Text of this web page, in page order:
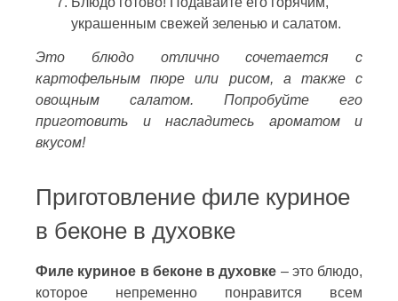
украшенным свежей зеленью и салатом.
Это блюдо отлично сочетается с
картофельным пюре или рисом, а также с
овощным салатом. Попробуйте его
приготовить и насладитесь ароматом и
вкусом!
Приготовление филе куриное
в беконе в духовке
Филе куриное в беконе в духовке – это блюдо,
которое непременно понравится всем